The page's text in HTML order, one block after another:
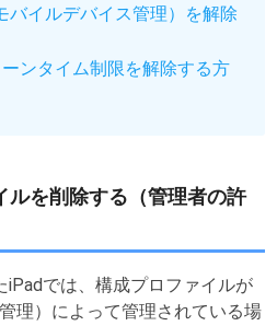
バイルデバイス管理）を解除
ンタイム制限を解除する方
ルを削除する（管理者の許
iPadでは、構成プロファイルが
理）によって管理されている場